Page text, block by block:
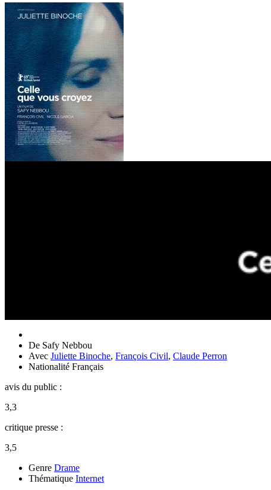
De Safy Nebbou
Avec Juliette Binoche, François Civil, Claude Perron
Nationalité Français
avis du public :
3,3
critique presse :
3,5
Genre Drame
Thématique Internet